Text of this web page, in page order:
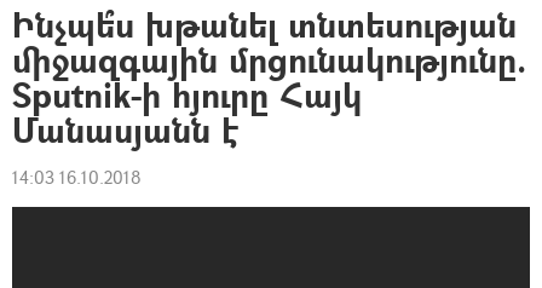
Ինչպե՞ս խթանել տնտեսության
միջազգային մրցունակությունը.
Sputnik-ի հյուրը Հայկ
Մանասյանն է
14:03 16.10.2018